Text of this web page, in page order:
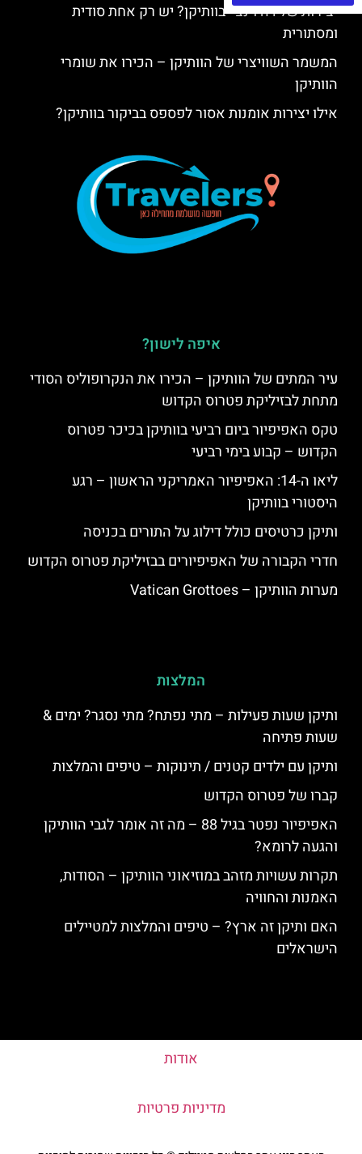
יצירות של דה וינצ'י בוותיקן? יש רק אחת סודית
ומסתורית
המשמר השוויצרי של הוותיקן – הכירו את שומרי
הוותיקן
אילו יצירות אומנות אסור לפספס בביקור בוותיקן?
איפה לישון?
עיר המתים של הוותיקן – הכירו את הנקרופוליס הסודי
מתחת לבזיליקת פטרוס הקדוש
טקס האפיפיור ביום רביעי בוותיקן בכיכר פטרוס
הקדוש – קבוע בימי רביעי
ליאו ה-14: האפיפיור האמריקני הראשון – רגע
היסטורי בוותיקן
ותיקן כרטיסים כולל דילוג על התורים בכניסה
חדרי הקבורה של האפיפיורים בבזיליקת פטרוס הקדוש
מערות הוותיקן – Vatican Grottoes
המלצות
ותיקן שעות פעילות – מתי נפתח? מתי נסגר? ימים &
שעות פתיחה
ותיקן עם ילדים קטנים / תינוקות – טיפים והמלצות
קברו של פטרוס הקדוש
האפיפיור נפטר בגיל 88 – מה זה אומר לגבי הוותיקן
והגעה לרומא?
תקרות עשויות מזהב במוזיאוני הוותיקן – הסודות,
האמנות והחוויה
האם ותיקן זה ארץ? – טיפים והמלצות למטיילים
הישראלים
אודות
מדיניות פרטיות